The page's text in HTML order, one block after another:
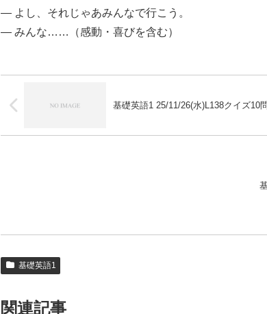
— よし、それじゃあみんなで行こう。
— みんな……（感動・喜びを含む）
基礎英語1 25/11/26(水)L138クイズ10
基礎英語1
関連記事